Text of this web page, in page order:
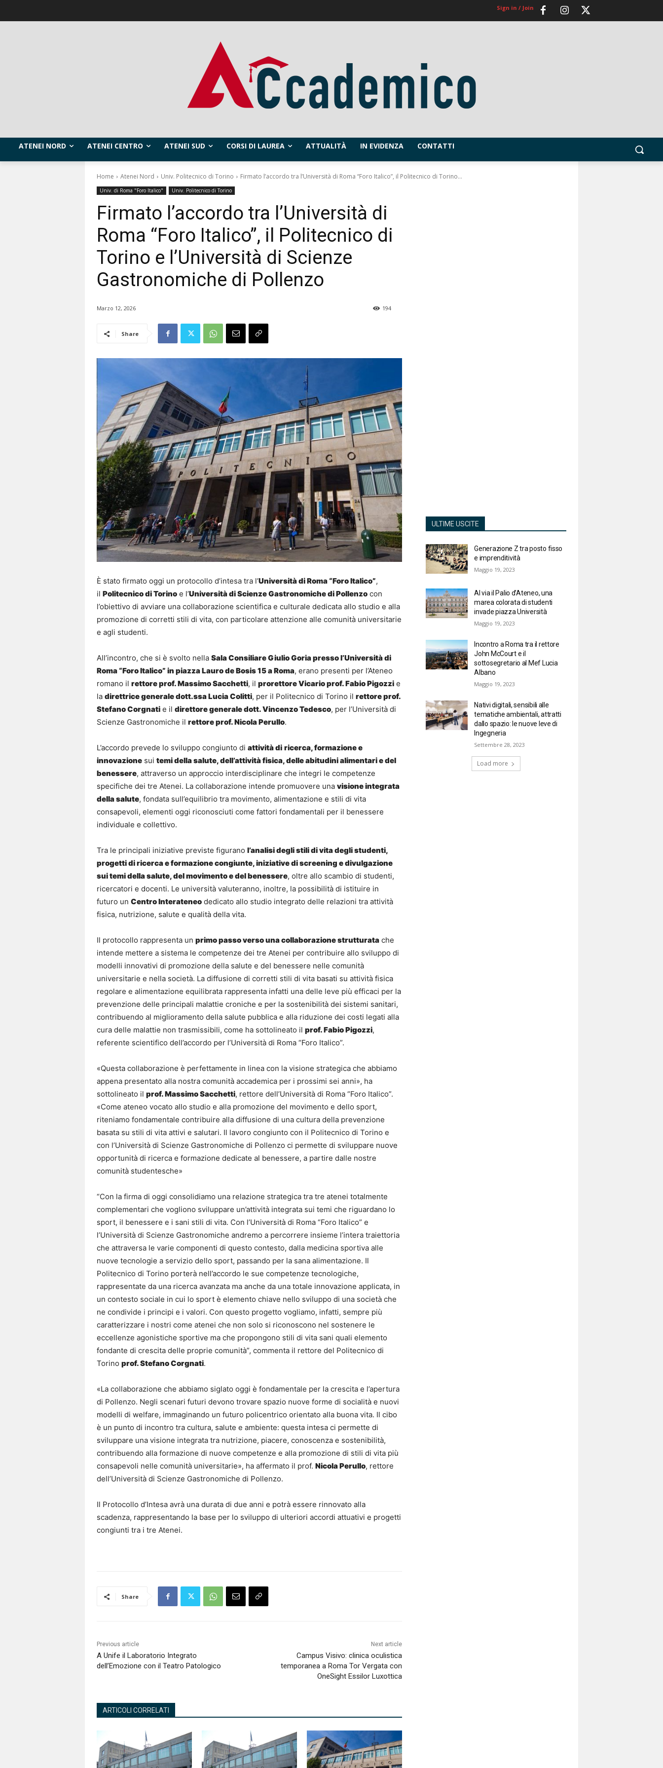
Sign in / Join
ATENEI NORD ATENEI CENTRO ATENEI SUD CORSI DI LAUREA ATTUALITÀ IN EVIDENZA CONTATTI
Home Atenei Nord Univ. Politecnico di Torino Firmato l’accordo tra l’Università di Roma “Foro Italico”, il Politecnico di Torino...
Univ. di Roma "Foro Italico" Univ. Politecnico di Torino
Firmato l’accordo tra l’Università di
Roma “Foro Italico”, il Politecnico di
Torino e l’Università di Scienze
Gastronomiche di Pollenzo
Marzo 12, 2026 194
Share
È stato firmato oggi un protocollo d’intesa tra l’Università di Roma “Foro Italico”,
il Politecnico di Torino e l’Università di Scienze Gastronomiche di Pollenzo con
l’obiettivo di avviare una collaborazione scientifica e culturale dedicata allo studio e alla
promozione di corretti stili di vita, con particolare attenzione alle comunità universitarie
e agli studenti.
All’incontro, che si è svolto nella Sala Consiliare Giulio Goria presso l’Università di
Roma “Foro Italico” in piazza Lauro de Bosis 15 a Roma, erano presenti per l’Ateneo
romano il rettore prof. Massimo Sacchetti, il prorettore Vicario prof. Fabio Pigozzi e
la direttrice generale dott.ssa Lucia Colitti, per il Politecnico di Torino il rettore prof.
Stefano Corgnati e il direttore generale dott. Vincenzo Tedesco, per l’Università di
Scienze Gastronomiche il rettore prof. Nicola Perullo.
L’accordo prevede lo sviluppo congiunto di attività di ricerca, formazione e
innovazione sui temi della salute, dell’attività fisica, delle abitudini alimentari e del
benessere, attraverso un approccio interdisciplinare che integri le competenze
specifiche dei tre Atenei. La collaborazione intende promuovere una visione integrata
della salute, fondata sull’equilibrio tra movimento, alimentazione e stili di vita
consapevoli, elementi oggi riconosciuti come fattori fondamentali per il benessere
individuale e collettivo.
Tra le principali iniziative previste figurano l’analisi degli stili di vita degli studenti,
progetti di ricerca e formazione congiunte, iniziative di screening e divulgazione
sui temi della salute, del movimento e del benessere, oltre allo scambio di studenti,
ricercatori e docenti. Le università valuteranno, inoltre, la possibilità di istituire in
futuro un Centro Interateneo dedicato allo studio integrato delle relazioni tra attività
fisica, nutrizione, salute e qualità della vita.
Il protocollo rappresenta un primo passo verso una collaborazione strutturata che
intende mettere a sistema le competenze dei tre Atenei per contribuire allo sviluppo di
modelli innovativi di promozione della salute e del benessere nelle comunità
universitarie e nella società. La diffusione di corretti stili di vita basati su attività fisica
regolare e alimentazione equilibrata rappresenta infatti una delle leve più efficaci per la
prevenzione delle principali malattie croniche e per la sostenibilità dei sistemi sanitari,
contribuendo al miglioramento della salute pubblica e alla riduzione dei costi legati alla
cura delle malattie non trasmissibili, come ha sottolineato il prof. Fabio Pigozzi,
referente scientifico dell’accordo per l’Università di Roma “Foro Italico”.
«Questa collaborazione è perfettamente in linea con la visione strategica che abbiamo
appena presentato alla nostra comunità accademica per i prossimi sei anni», ha
sottolineato il prof. Massimo Sacchetti, rettore dell’Università di Roma “Foro Italico”.
«Come ateneo vocato allo studio e alla promozione del movimento e dello sport,
riteniamo fondamentale contribuire alla diffusione di una cultura della prevenzione
basata su stili di vita attivi e salutari. Il lavoro congiunto con il Politecnico di Torino e
con l’Università di Scienze Gastronomiche di Pollenzo ci permette di sviluppare nuove
opportunità di ricerca e formazione dedicate al benessere, a partire dalle nostre
comunità studentesche»
“Con la firma di oggi consolidiamo una relazione strategica tra tre atenei totalmente
complementari che vogliono sviluppare un’attività integrata sui temi che riguardano lo
sport, il benessere e i sani stili di vita. Con l’Università di Roma “Foro Italico” e
l’Università di Scienze Gastronomiche andremo a percorrere insieme l’intera traiettoria
che attraversa le varie componenti di questo contesto, dalla medicina sportiva alle
nuove tecnologie a servizio dello sport, passando per la sana alimentazione. Il
Politecnico di Torino porterà nell’accordo le sue competenze tecnologiche,
rappresentate da una ricerca avanzata ma anche da una totale innovazione applicata, in
un contesto sociale in cui lo sport è elemento chiave nello sviluppo di una società che
ne condivide i principi e i valori. Con questo progetto vogliamo, infatti, sempre più
caratterizzare i nostri come atenei che non solo si riconoscono nel sostenere le
eccellenze agonistiche sportive ma che propongono stili di vita sani quali elemento
fondante di crescita delle proprie comunità”, commenta il rettore del Politecnico di
Torino prof. Stefano Corgnati.
«La collaborazione che abbiamo siglato oggi è fondamentale per la crescita e l’apertura
di Pollenzo. Negli scenari futuri devono trovare spazio nuove forme di socialità e nuovi
modelli di welfare, immaginando un futuro policentrico orientato alla buona vita. Il cibo
è un punto di incontro tra cultura, salute e ambiente: questa intesa ci permette di
sviluppare una visione integrata tra nutrizione, piacere, conoscenza e sostenibilità,
contribuendo alla formazione di nuove competenze e alla promozione di stili di vita più
consapevoli nelle comunità universitarie», ha affermato il prof. Nicola Perullo, rettore
dell’Università di Scienze Gastronomiche di Pollenzo.
Il Protocollo d’Intesa avrà una durata di due anni e potrà essere rinnovato alla
scadenza, rappresentando la base per lo sviluppo di ulteriori accordi attuativi e progetti
congiunti tra i tre Atenei.
Share
Previous article
A Unife il Laboratorio Integrato
dell’Emozione con il Teatro Patologico
Next article
Campus Visivo: clinica oculistica
temporanea a Roma Tor Vergata con
OneSight Essilor Luxottica
ARTICOLI CORRELATI
ULTIME USCITE
Generazione Z tra posto fisso
e imprenditività
Maggio 19, 2023
Al via il Palio d’Ateneo, una
marea colorata di studenti
invade piazza Università
Maggio 19, 2023
Incontro a Roma tra il rettore
John McCourt e il
sottosegretario al Mef Lucia
Albano
Maggio 19, 2023
Nativi digitali, sensibili alle
tematiche ambientali, attratti
dallo spazio: le nuove leve di
Ingegneria
Settembre 28, 2023
Load more